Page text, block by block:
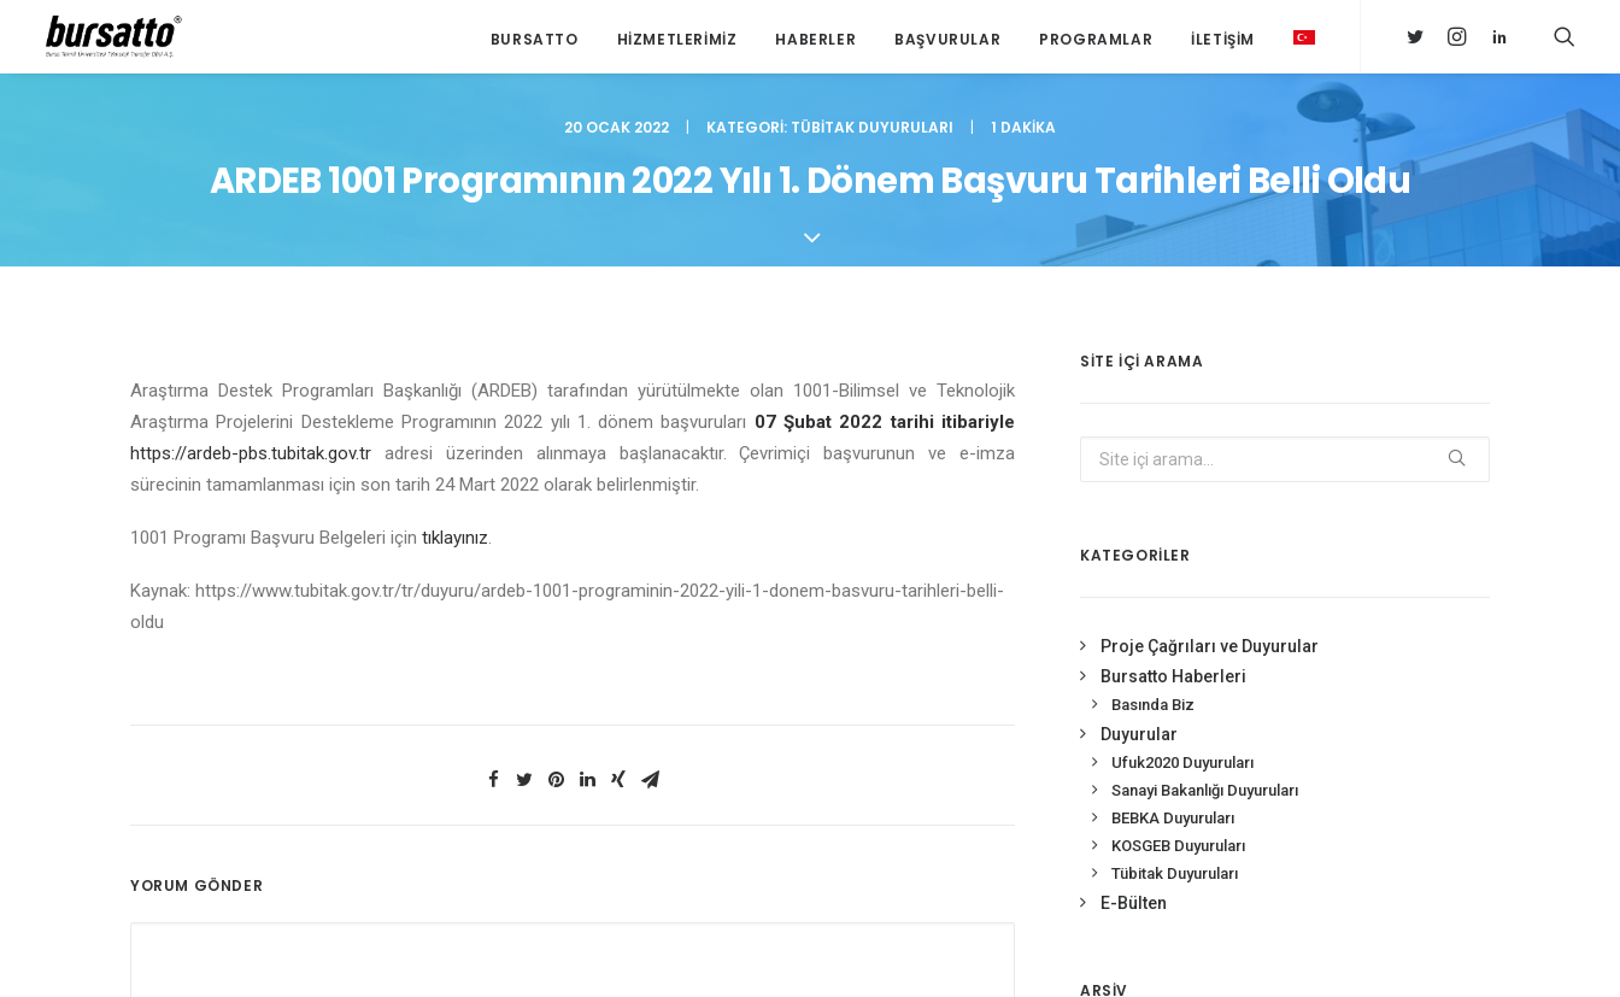
BURSATTO HIZMETLERIMIZ HABERLER BAŞVURULAR PROGRAMLAR İLETIŞIM
20 OCAK 2022 | KATEGORI: TÜBITAK DUYURULARI | 1 DAKIKA
ARDEB 1001 Programının 2022 Yılı 1. Dönem Başvuru Tarihleri Belli Oldu
Araştırma Destek Programları Başkanlığı (ARDEB) tarafından yürütülmekte olan 1001-Bilimsel ve Teknolojik
Araştırma Projelerini Destekleme Programının 2022 yılı 1. dönem başvuruları 07 Şubat 2022 tarihi itibariyle
https://ardeb-pbs.tubitak.gov.tr adresi üzerinden alınmaya başlanacaktır. Çevrimiçi başvurunun ve e-imza
sürecinin tamamlanması için son tarih 24 Mart 2022 olarak belirlenmiştir.
1001 Programı Başvuru Belgeleri için tıklayınız.
Kaynak: https://www.tubitak.gov.tr/tr/duyuru/ardeb-1001-programinin-2022-yili-1-donem-basvuru-tarihleri-belli-
oldu
YORUM GÖNDER
SITE IÇI ARAMA
KATEGORİLER
Proje Çağrıları ve Duyurular
Bursatto Haberleri
Basında Biz
Duyurular
Ufuk2020 Duyuruları
Sanayi Bakanlığı Duyuruları
BEBKA Duyuruları
KOSGEB Duyuruları
Tübitak Duyuruları
E-Bülten
ARSIV